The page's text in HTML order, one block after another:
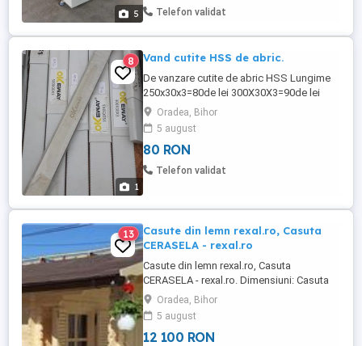
5
la capete (retezare), agregat de frezare la
Telefon validat
1
8 Vand cutite HSS de abric.
De vanzare cutite de abric HSS Lungime
250x30x3=80de lei 300X30X3=90de lei
350x30x3=100 de lei 400x30x3=110 de lei
500x30x3=130 lei 600x30x3=160 lei Setul
contine 3 bucati
Oradea, Bihor
5 august
80 RON
Telefon validat
13
Casute din lemn rexal.ro, Casuta
CERASELA - rexal.ro
Casute din lemn rexal.ro, Casuta
CERASELA - rexal.ro. Dimensiuni: Casuta
3,00m x 2,80m 28mm cu pardosea. Terasa
3,00m X 1.20m cu dusumele tip deck si
cadru de grinzi. Material utilizat: brad
(molid). Sistem constructiv: elemente
Oradea, Bihor
5 august
12 100 RON